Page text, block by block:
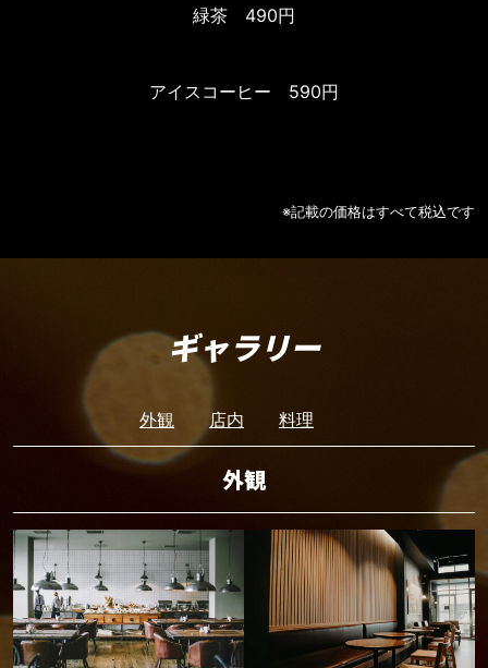
緑茶 490円
アイスコーヒー 590円
※記載の価格はすべて税込です
ギャラリー
外観 店内 料理
外観